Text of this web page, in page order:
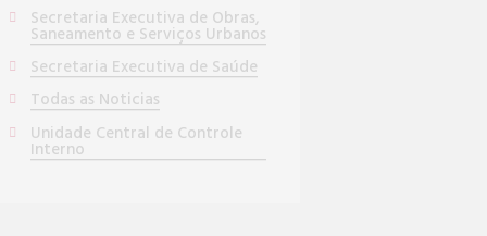
Secretaria Executiva de Obras,
Saneamento e Serviços Urbanos
Secretaria Executiva de Saúde
Todas as Noticias
Unidade Central de Controle
Interno